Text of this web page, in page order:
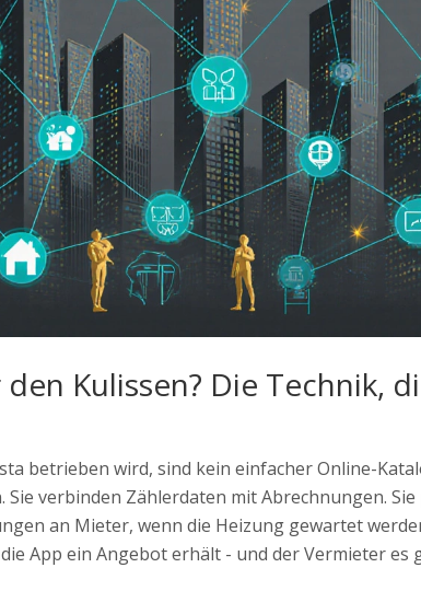
Kulissen? Die Technik,
betrieben wird, sind kein einfacher Online-
verbinden Zählerdaten mit Abrechnungen.
an Mieter, wenn die Heizung gewartet
App ein Angebot erhält - und der Vermieter es